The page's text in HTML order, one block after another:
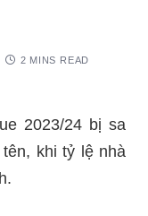
2 MINS READ
2023/24 bị sa
khi tỷ lệ nhà